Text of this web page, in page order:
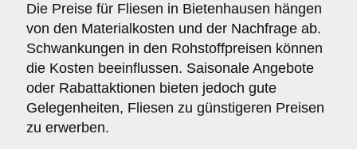
Die Preise für Fliesen in Bietenhausen hängen
von den Materialkosten und der Nachfrage ab.
Schwankungen in den Rohstoffpreisen können
die Kosten beeinflussen. Saisonale Angebote
oder Rabattaktionen bieten jedoch gute
Gelegenheiten, Fliesen zu günstigeren Preisen
zu erwerben.